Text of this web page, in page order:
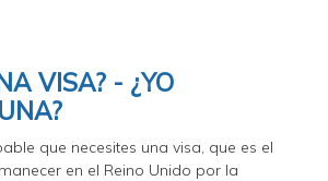
VISA? - ¿YO
que necesites una visa, que es el
en el Reino Unido por la